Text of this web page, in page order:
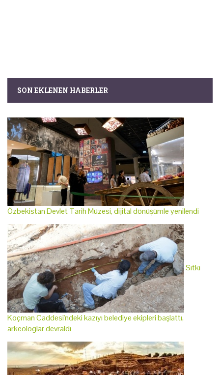
SON EKLENEN HABERLER
Özbekistan Devlet Tarih Müzesi, dijital dönüşümle yenilendi
Sıtkı
Koçman Caddesi'ndeki kazıyı belediye ekipleri başlattı,
arkeologlar devraldı